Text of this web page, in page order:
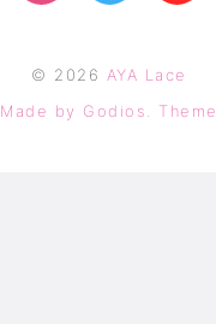
© 2026 AYA Lace
Made by Godios. Theme